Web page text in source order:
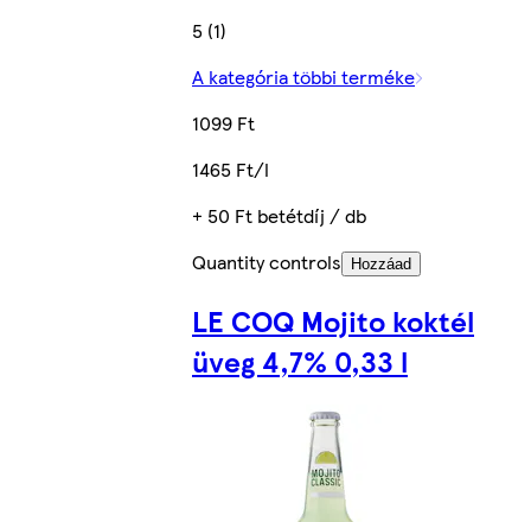
5 (1)
A kategória többi terméke
1099 Ft
1465 Ft/l
+ 50 Ft betétdíj / db
Quantity controls
Hozzáad
LE COQ Mojito koktél
üveg 4,7% 0,33 l